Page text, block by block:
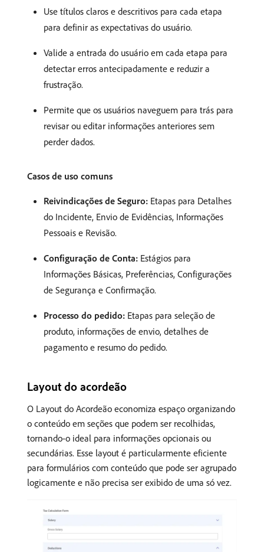
Use títulos claros e descritivos para cada etapa
para definir as expectativas do usuário.
Valide a entrada do usuário em cada etapa para
detectar erros antecipadamente e reduzir a
frustração.
Permite que os usuários naveguem para trás para
revisar ou editar informações anteriores sem
perder dados.
Casos de uso comuns
Reivindicações de Seguro: Etapas para Detalhes
do Incidente, Envio de Evidências, Informações
Pessoais e Revisão.
Configuração de Conta: Estágios para
Informações Básicas, Preferências, Configurações
de Segurança e Confirmação.
Processo do pedido: Etapas para seleção de
produto, informações de envio, detalhes de
pagamento e resumo do pedido.
Layout do acordeão
O Layout do Acordeão economiza espaço organizando
o conteúdo em seções que podem ser recolhidas,
tornando-o ideal para informações opcionais ou
secundárias. Esse layout é particularmente eficiente
para formulários com conteúdo que pode ser agrupado
logicamente e não precisa ser exibido de uma só vez.